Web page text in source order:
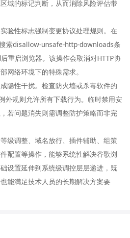
域的标记判断，从而消除风险评估带
验性标志强制变更协议处理规则。在
索disallow-unsafe-http-downloads条
重启浏览器。该操作会取消对HTTP协
网络环境下的特殊需求。
隐性干扰。检查防火墙或杀毒软件的
外规则允许所有下载行为。临时禁用安
若问题消失则需调整防护策略而非完
级调整、域名放行、插件辅助、组策
配置等操作，能够系统性解决谷歌浏
设置延伸到系统级调控层层递进，既
能满足技术人员的长期解决方案要